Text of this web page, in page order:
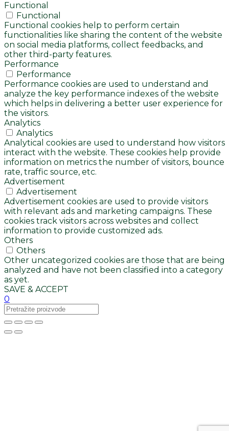
Functional
Functional
Functional cookies help to perform certain
functionalities like sharing the content of the website
on social media platforms, collect feedbacks, and
other third-party features.
Performance
Performance
Performance cookies are used to understand and
analyze the key performance indexes of the website
which helps in delivering a better user experience for
the visitors.
Analytics
Analytics
Analytical cookies are used to understand how visitors
interact with the website. These cookies help provide
information on metrics the number of visitors, bounce
rate, traffic source, etc.
Advertisement
Advertisement
Advertisement cookies are used to provide visitors
with relevant ads and marketing campaigns. These
cookies track visitors across websites and collect
information to provide customized ads.
Others
Others
Other uncategorized cookies are those that are being
analyzed and have not been classified into a category
as yet.
SAVE & ACCEPT
0